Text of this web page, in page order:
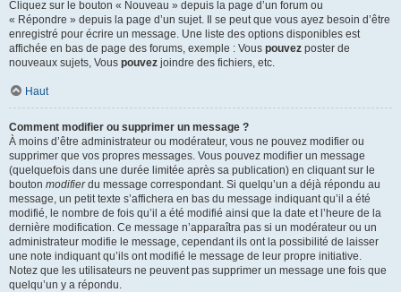
Cliquez sur le bouton « Nouveau » depuis la page d’un forum ou
« Répondre » depuis la page d’un sujet. Il se peut que vous ayez besoin d’être
enregistré pour écrire un message. Une liste des options disponibles est
affichée en bas de page des forums, exemple : Vous pouvez poster de
nouveaux sujets, Vous pouvez joindre des fichiers, etc.
Haut
Comment modifier ou supprimer un message ?
À moins d’être administrateur ou modérateur, vous ne pouvez modifier ou
supprimer que vos propres messages. Vous pouvez modifier un message
(quelquefois dans une durée limitée après sa publication) en cliquant sur le
bouton modifierdu message correspondant. Si quelqu’un a déjà répondu au
message, un petit texte s’affichera en bas du message indiquant qu’il a été
modifié, le nombre de fois qu’il a été modifié ainsi que la date et l’heure de la
dernière modification. Ce message n’apparaîtra pas si un modérateur ou un
administrateur modifie le message, cependant ils ont la possibilité de laisser
une note indiquant qu’ils ont modifié le message de leur propre initiative.
Notez que les utilisateurs ne peuvent pas supprimer un message une fois que
quelqu’un y a répondu.